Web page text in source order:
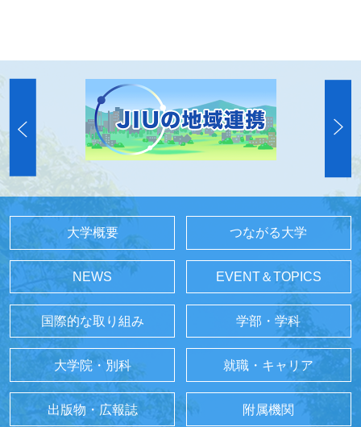
大学概要 つながる大学
NEWS EVENT＆TOPICS
国際的な取り組み 学部・学科
大学院・別科 就職・キャリア
出版物・広報誌 附属機関